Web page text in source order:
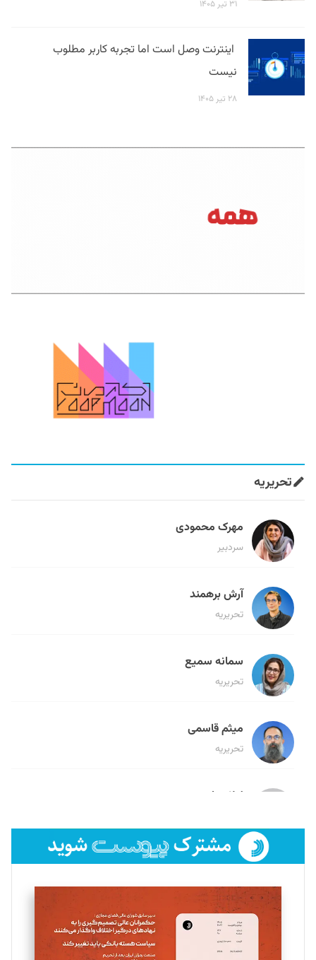
۳۱ تیر ۱۴۰۵
اینترنت وصل است اما تجربه کاربر مطلوب
نیست
۲۸ تیر ۱۴۰۵
تحریریه
مهرک محمودی
سردبیر
آرش برهمند
تحریریه
سمانه سمیع
تحریریه
میثم قاسمی
تحریریه
لیلا حنارود
فائزه فتحی رستمی
تحریریه
سروش کرمیان
تحریریه